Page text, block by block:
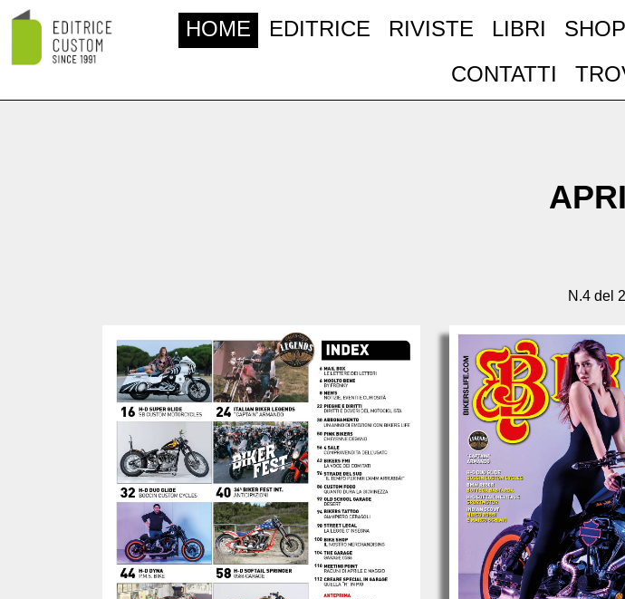
HOME EDITRICE RIVISTE LIBRI SHOP
CONTATTI
N.4 del